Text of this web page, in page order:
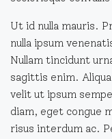
Ut id nulla mauris.
nulla ipsum
Nullam tincidunt
sagittis enim.
velit ut ipsum
diam, eget congue
risus interdum ac.